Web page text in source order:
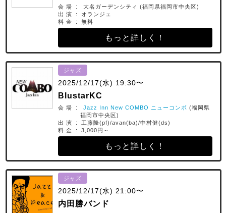
会 場 : 大名ガーデンシティ (福岡県福岡市中央区)
出 演 : オランジェ
料 金 : 無料
もっと詳しく！
ジャズ
2025/12/17(水) 19:30〜
BlustarKC
会 場 : Jazz Inn New COMBO ニューコンボ (福岡県
福岡市中央区)
出 演 : 工藤隆(pf)/avan(ba)/中村健(ds)
料 金 : 3,000円～
もっと詳しく！
ジャズ
2025/12/17(水) 21:00〜
内田勝バンド